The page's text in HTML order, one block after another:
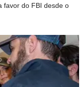
favor do FBI desde o